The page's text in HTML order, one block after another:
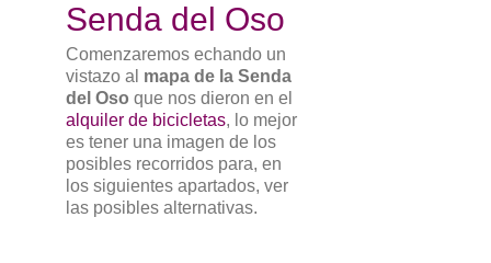
Senda del Oso
Comenzaremos echando un
vistazo al mapa de la Senda
del Oso que nos dieron en el
alquiler de bicicletas, lo mejor
es tener una imagen de los
posibles recorridos para, en
los siguientes apartados, ver
las posibles alternativas.